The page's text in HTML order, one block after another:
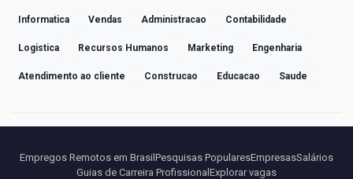
Informatica Vendas Administracao Contabilidade
Logistica Recursos Humanos Marketing Engenharia
Atendimento ao cliente Construcao Educacao Saude
Empregos Remotos em Brasil Pesquisas PopularesEmpresasSalários
Guias de Carreira Profissional Explorar vagas